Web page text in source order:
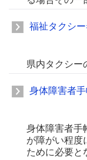
福祉タクシ
県内タクシー
身体障害者手
身体障害者手
が障がい程度
ために必要と